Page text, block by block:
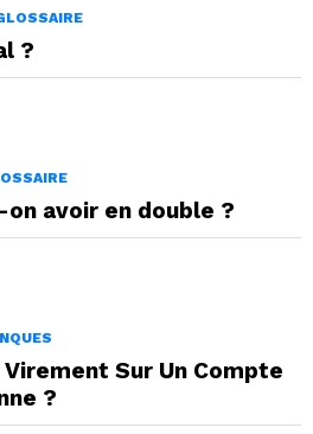
?
avoir en double ?
Sur Un Compte
?